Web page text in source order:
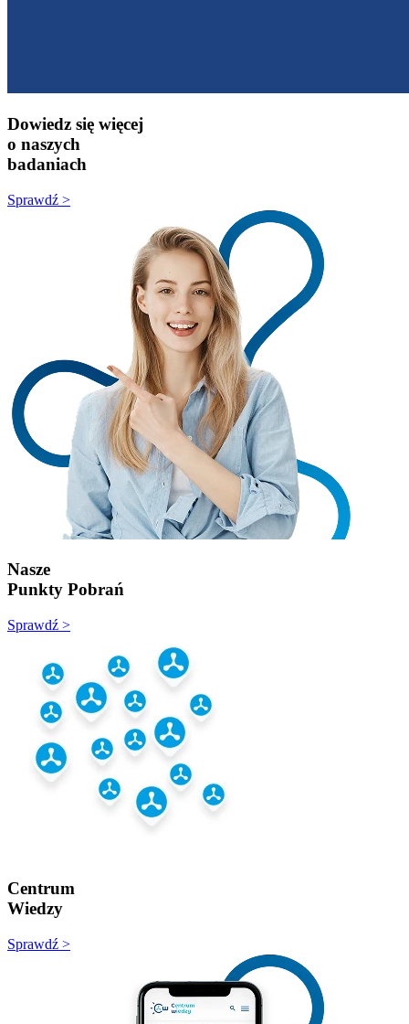
Dowiedz się więcej
o naszych
badaniach
Sprawdź >
Nasze
Punkty Pobrań
Sprawdź >
Centrum
Wiedzy
Sprawdź >